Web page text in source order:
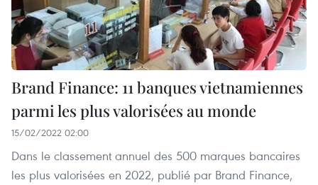
Brand Finance: 11 banques vietnamiennes
parmi les plus valorisées au monde
15/02/2022 02:00
Dans le classement annuel des 500 marques bancaires
les plus valorisées en 2022, publié par Brand Finance,